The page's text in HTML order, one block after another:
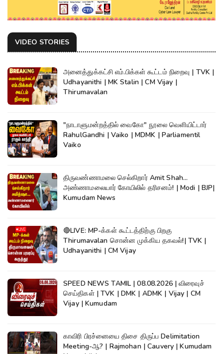
VIDEO STORIES
அனைத்துக்கட்சி எம்.பிக்கள் கூட்டம் நிறைவு | TVK |
Udhayanithi | MK Stalin | CM Vijay |
Thirumavalan
"நாடாளுமன்றத்தில் வைகோ" நூலை வெளியிட்டார்
RahulGandhi | Vaiko | MDMK | Parliamentil
Vaiko
திருவண்ணாமலை செல்கிறார் Amit Shah...
அண்ணாமலையார் கோயிலில் தரிசனம்! | Modi | BJP|
Kumudam News
🔴LIVE: MP-க்கள் கூட்டத்திற்கு பிறகு
Thirumavalan சொன்ன முக்கிய தகவல்!| TVK |
Udhayanithi | CM Vijay
SPEED NEWS TAMIL | 08.08.2026 | விரைவுச்
செய்திகள் | TVK | DMK | ADMK | Vijay | CM
Vijay | Kumudam
காவிரி பிரச்னையை திசை திருப்ப Delimitation
Meeting-ஆ? | Rajmohan | Cauvery | Kumudam